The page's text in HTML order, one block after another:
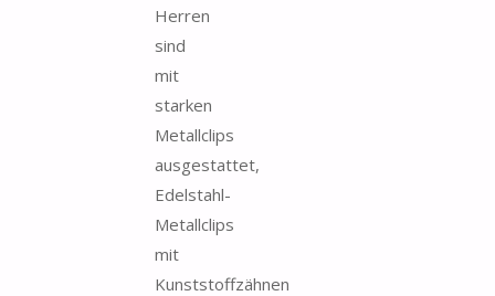
Herren
sind
mit
starken
Metallclips
ausgestattet,
Edelstahl-
Metallclips
mit
Kunststoffzähnen